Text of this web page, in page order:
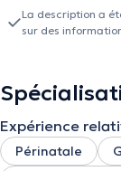
La description a
sur des
Expérience
Périnatale